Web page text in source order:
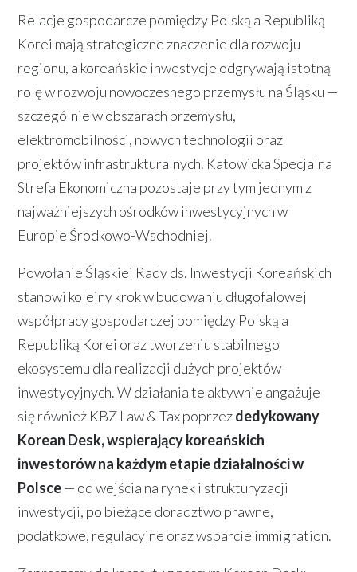
Relacje gospodarcze pomiędzy Polską a Republiką
Korei mają strategiczne znaczenie dla rozwoju
regionu, a koreańskie inwestycje odgrywają istotną
rolę w rozwoju nowoczesnego przemysłu na Śląsku —
szczególnie w obszarach przemysłu,
elektromobilności, nowych technologii oraz
projektów infrastrukturalnych. Katowicka Specjalna
Strefa Ekonomiczna pozostaje przy tym jednym z
najważniejszych ośrodków inwestycyjnych w
Europie Środkowo-Wschodniej.
Powołanie Śląskiej Rady ds. Inwestycji Koreańskich
stanowi kolejny krok w budowaniu długofalowej
współpracy gospodarczej pomiędzy Polską a
Republiką Korei oraz tworzeniu stabilnego
ekosystemu dla realizacji dużych projektów
inwestycyjnych. W działania te aktywnie angażuje
się również KBZ Law & Tax poprzezdedykowany
Korean Desk, wspierający koreańskich
inwestorów na każdym etapie działalności w
Polsce— od wejścia na rynek i strukturyzacji
inwestycji, po bieżące doradztwo prawne,
podatkowe, regulacyjne oraz wsparcie immigration.